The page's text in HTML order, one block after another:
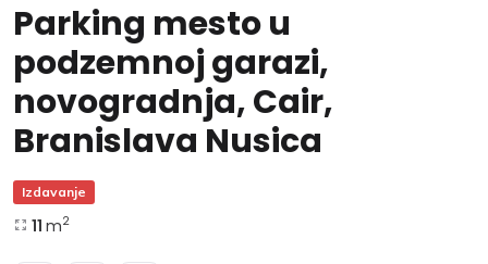
Parking mesto u
podzemnoj garazi,
novogradnja, Cair,
Branislava Nusica
Izdavanje
11 m2